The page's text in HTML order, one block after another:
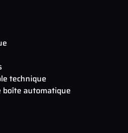
technique
boîte automatique